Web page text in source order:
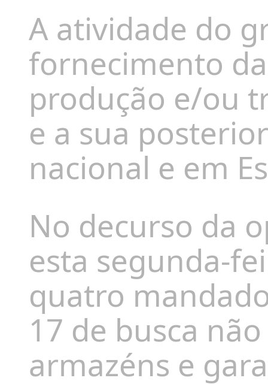
A atividade do
fornecimento
produção e/ou
e a sua
nacional e em
No decurso da
esta segunda-
quatro
17 de busca
armazéns e